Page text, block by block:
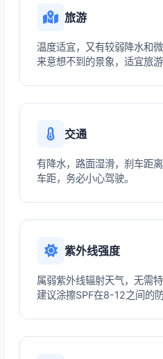
旅游
温度适宜，又有较弱降水和
来意想不到的景象，适宜旅
交通
有降水，路面湿滑，刹车距
车距，务必小心驾驶。
紫外线强度
属弱紫外线辐射天气，无需
建议涂擦SPF在8-12之间的防